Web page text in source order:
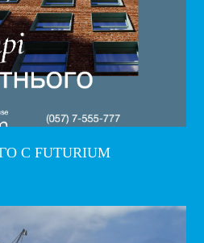
С FUTURIUM